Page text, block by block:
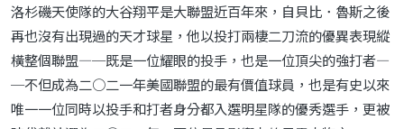
洛杉磯天使隊的大谷翔平是大聯盟近百年來，自貝比．魯斯之後
再也沒有出現過的天才球星，他以投打兩棲二刀流的優異表現縱
橫整個聯盟—─既是一位耀眼的投手，也是一位頂尖的強打者—
─不但成為二○二一年美國聯盟的最有價值球員，也是有史以來
唯一一位同時以投手和打者身分都入選明星隊的優秀選手，更被